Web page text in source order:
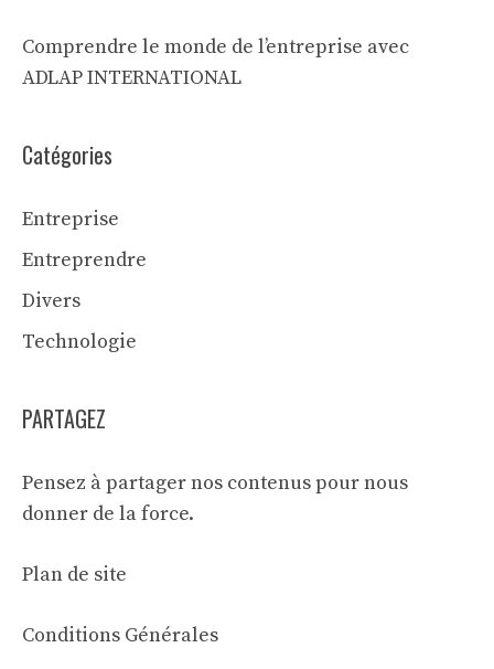
Comprendre le monde de l’entreprise avec
ADLAP INTERNATIONAL
Catégories
Entreprise
Entreprendre
Divers
Technologie
PARTAGEZ
Pensez à partager nos contenus pour nous
donner de la force.
Plan de site
Conditions Générales